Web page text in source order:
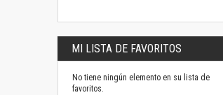
MI LISTA DE FAVORITOS
No tiene ningún elemento en su lista de
favoritos.